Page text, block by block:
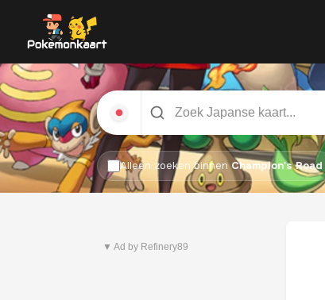
Alleen zoeken binnenChampion's Road
Pitch Black
▼ Ad by Refinery89